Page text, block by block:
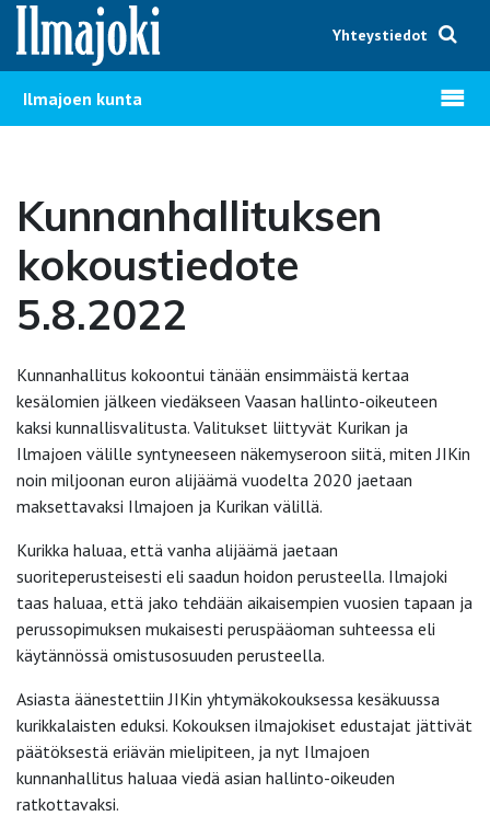
Hyppää sisältöön
Yhteystiedot
Ilmajoen kunta Avaa
Kunnanhallituksen
kokoustiedote
5.8.2022
Kunnanhallitus kokoontui tänään ensimmäistä kertaa
kesälomien jälkeen viedäkseen Vaasan hallinto-oikeuteen
kaksi kunnallisvalitusta. Valitukset liittyvät Kurikan ja
Ilmajoen välille syntyneeseen näkemyseroon siitä, miten JIKin
noin miljoonan euron alijäämä vuodelta 2020 jaetaan
maksettavaksi Ilmajoen ja Kurikan välillä.
Kurikka haluaa, että vanha alijäämä jaetaan
suoriteperusteisesti eli saadun hoidon perusteella. Ilmajoki
taas haluaa, että jako tehdään aikaisempien vuosien tapaan ja
perussopimuksen mukaisesti peruspääoman suhteessa eli
käytännössä omistusosuuden perusteella.
Asiasta äänestettiin JIKin yhtymäkokouksessa kesäkuussa
kurikkalaisten eduksi. Kokouksen ilmajokiset edustajat jättivät
päätöksestä eriävän mielipiteen, ja nyt Ilmajoen
kunnanhallitus haluaa viedä asian hallinto-oikeuden
ratkottavaksi.